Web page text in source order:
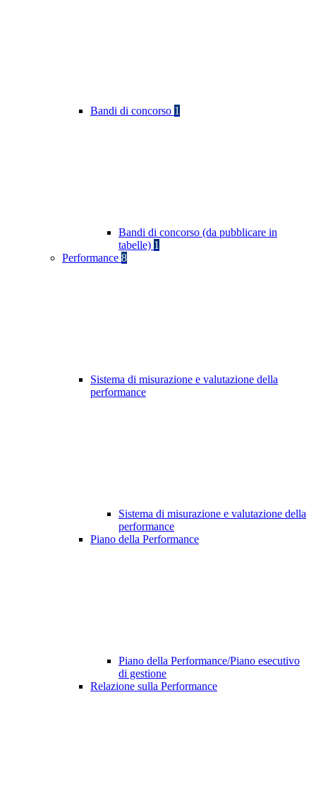
Bandi di concorso 1
Bandi di concorso (da pubblicare in
tabelle) 1
Performance 8
Sistema di misurazione e valutazione della
performance
Sistema di misurazione e valutazione della
performance
Piano della Performance
Piano della Performance/Piano esecutivo
di gestione
Relazione sulla Performance